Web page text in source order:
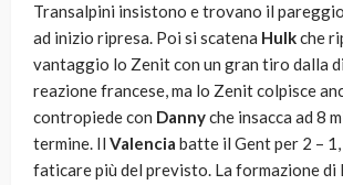
Transalpini insistono e trovano il
ad inizio ripresa. Poi si scatena Hulkche
vantaggio lo Zenit con un gran tiro dalla
reazione francese, ma lo Zenit colpisce
contropiede con Dannyche insacca ad 8
termine. Il Valencia batte il Gent per 2 – 1,
faticare più del previsto. La formazione di